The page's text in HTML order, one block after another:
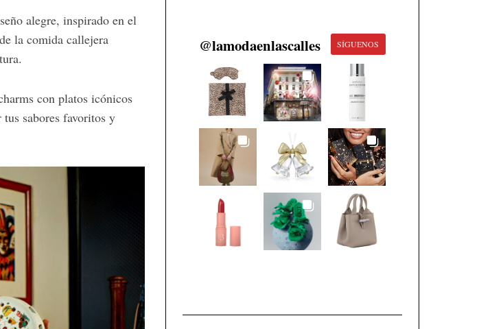
alegre, inspirado en el
la comida callejera
con platos icónicos
sabores favoritos y
@lamodaenlascalles SÍGUENOS